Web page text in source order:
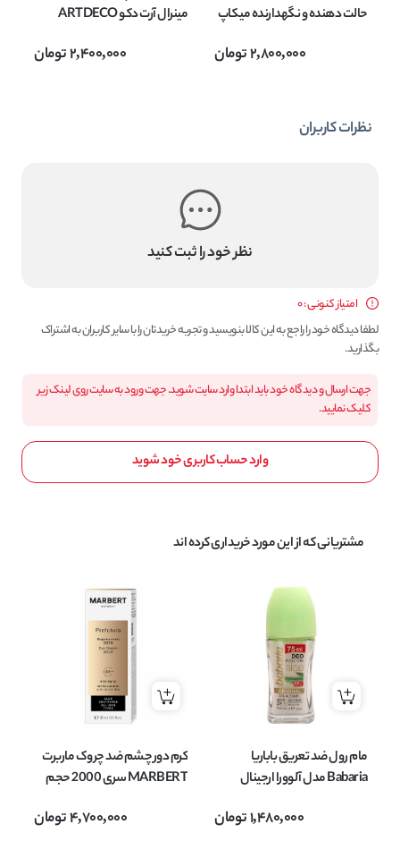
حالت دهنده و نگهدارنده میکاپ
2,800,000تومان
مینرال آرت دکو ARTDECO
2,400,000تومان
نظرات کاربران
نظر خود را ثبت کنید
امتیاز کنونی : 0
لطفا دیدگاه خود را راجع به این کالا بنویسید و تجربه خریدتان را با سایر کاربران به اشتراک
بگذارید.
جهت ارسال و دیدگاه خود باید ابتدا وارد سایت شوید. جهت ورود به سایت روی لینک زیر
کلیک نمایید.
وارد حساب کاربری خود شوید
مشتریانی که از این مورد خریداری کرده اند
مام رول ضد تعریق باباریا
Babaria مدل آلوورا ارجینال
1,480,000تومان
کرم دور چشم ضد چروک ماربرت
MARBERT سری 2000 حجم
4,700,000تومان